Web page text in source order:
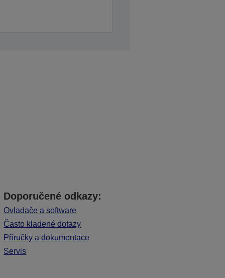
Doporučené odkazy:
Ovladače a software
Často kladené dotazy
Příručky a dokumentace
Servis